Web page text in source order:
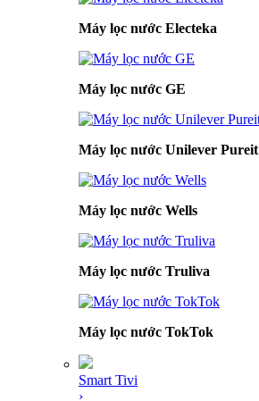
Máy lọc nước Electeka
Máy lọc nước GE
Máy lọc nước Unilever Pureit
Máy lọc nước Wells
Máy lọc nước Truliva
Máy lọc nước TokTok
Smart Tivi
›